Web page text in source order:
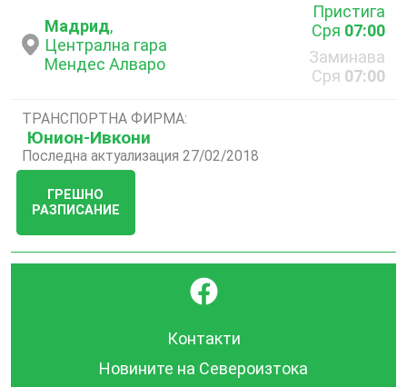
Мадрид,
Централна гара
Мендес Алваро
Пристига
Сря 07:00
Заминава
Сря 07:00
ТРАНСПОРТНА ФИРМА:
Юнион-Ивкони
Последна актуализация 27/02/2018
ГРЕШНО
РАЗПИСАНИЕ
}
Контакти
Новините на Североизтока